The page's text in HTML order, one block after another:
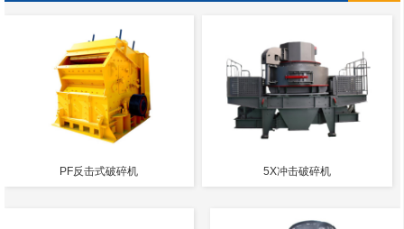
PF反击式破碎机 5X冲击破碎机